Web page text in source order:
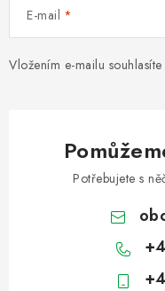
E-mail
Vložením e-mailu souhlasíte
Potřebujete s